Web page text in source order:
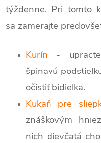
týždenne. Pri tomto
sa zamerajte
Kurín -
špinavú
očistiť bidielka.
Kukaň pre
znáškovým
nich dievčatá